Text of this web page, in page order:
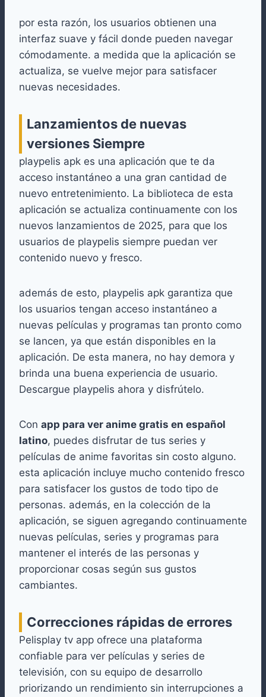
por esta razón, los usuarios obtienen una
interfaz suave y fácil donde pueden navegar
cómodamente. a medida que la aplicación se
actualiza, se vuelve mejor para satisfacer
nuevas necesidades.
Lanzamientos de nuevas
versiones Siempre
playpelis apk es una aplicación que te da
acceso instantáneo a una gran cantidad de
nuevo entretenimiento. La biblioteca de esta
aplicación se actualiza continuamente con los
nuevos lanzamientos de 2025, para que los
usuarios de playpelis siempre puedan ver
contenido nuevo y fresco.
además de esto, playpelis apk garantiza que
los usuarios tengan acceso instantáneo a
nuevas películas y programas tan pronto como
se lancen, ya que están disponibles en la
aplicación. De esta manera, no hay demora y
brinda una buena experiencia de usuario.
Descargue playpelis ahora y disfrútelo.
Con app para ver anime gratis en español
latino, puedes disfrutar de tus series y
películas de anime favoritas sin costo alguno.
esta aplicación incluye mucho contenido fresco
para satisfacer los gustos de todo tipo de
personas. además, en la colección de la
aplicación, se siguen agregando continuamente
nuevas películas, series y programas para
mantener el interés de las personas y
proporcionar cosas según sus gustos
cambiantes.
Correcciones rápidas de errores
Pelisplay tv app ofrece una plataforma
confiable para ver películas y series de
televisión, con su equipo de desarrollo
priorizando un rendimiento sin interrupciones a